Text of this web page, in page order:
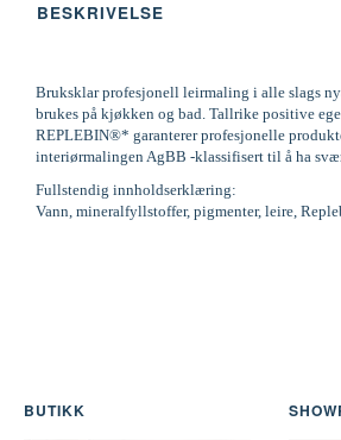
BESKRIVELSE
Bruksklar profesjonell leirmaling i alle slags
brukes på kjøkken og bad. Tallrike positive
REPLEBIN®* garanterer profesjonelle
interiørmalingen AgBB -klassifisert til å ha
Fullstendig innholdserklæring:
Vann, mineralfyllstoffer, pigmenter, leire,
BUTIKK